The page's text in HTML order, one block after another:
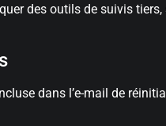
des outils de suivis
dans l’e-mail de